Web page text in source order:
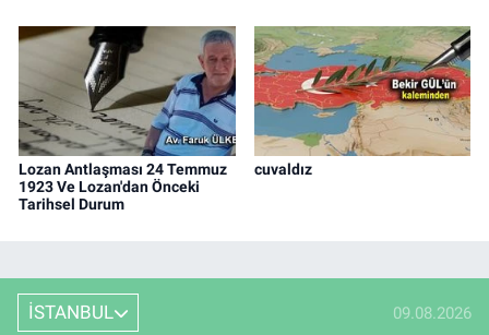
Lozan Antlaşması 24 Temmuz
1923 Ve Lozan'dan Önceki
Tarihsel Durum
cuvaldız
İSTANBUL 09.08.2026